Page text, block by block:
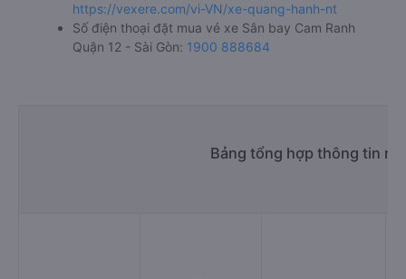
https://vexere.com/vi-VN/xe-quang-hanh-nt
Số điện thoại đặt mua vé xe Sân bay Cam Ranh
Quận 12 - Sài Gòn: 1900 888684
Bảng tổng hợp thông tin